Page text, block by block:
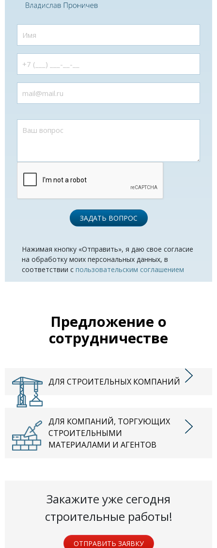
ЗАДАТЬ ВОПРОС
Нажимая кнопку «Отправить», я даю свое согласие
на обработку моих персональных данных, в
соответствии с пользовательским соглашением
Предложение о
сотрудничестве
ДЛЯ СТРОИТЕЛЬНЫХ КОМПАНИЙ
ДЛЯ КОМПАНИЙ, ТОРГУЮЩИХ
СТРОИТЕЛЬНЫМИ
МАТЕРИАЛАМИ И АГЕНТОВ
Закажите уже сегодня
строительные работы!
ОТПРАВИТЬ ЗАЯВКУ